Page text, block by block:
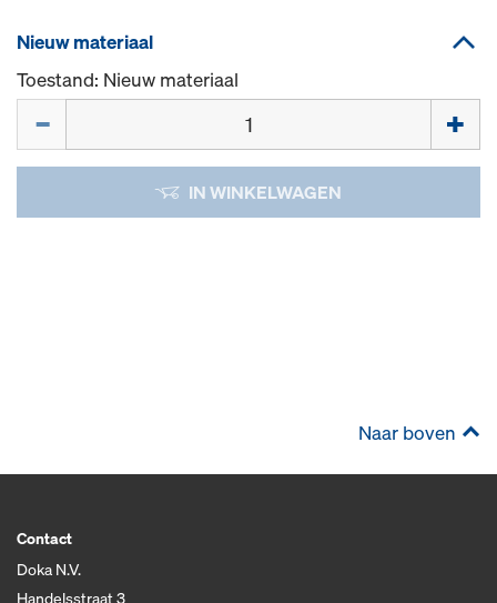
Nieuw materiaal
Toestand: Nieuw materiaal
IN WINKELWAGEN
Naar boven
Contact
Doka N.V.
Handelsstraat 3